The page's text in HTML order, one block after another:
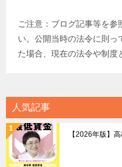
ご注意：ブログ記事等を参
い。公開当時の法令に則っ
た場合、現在の法令や制度
人気記事
【2026年版】